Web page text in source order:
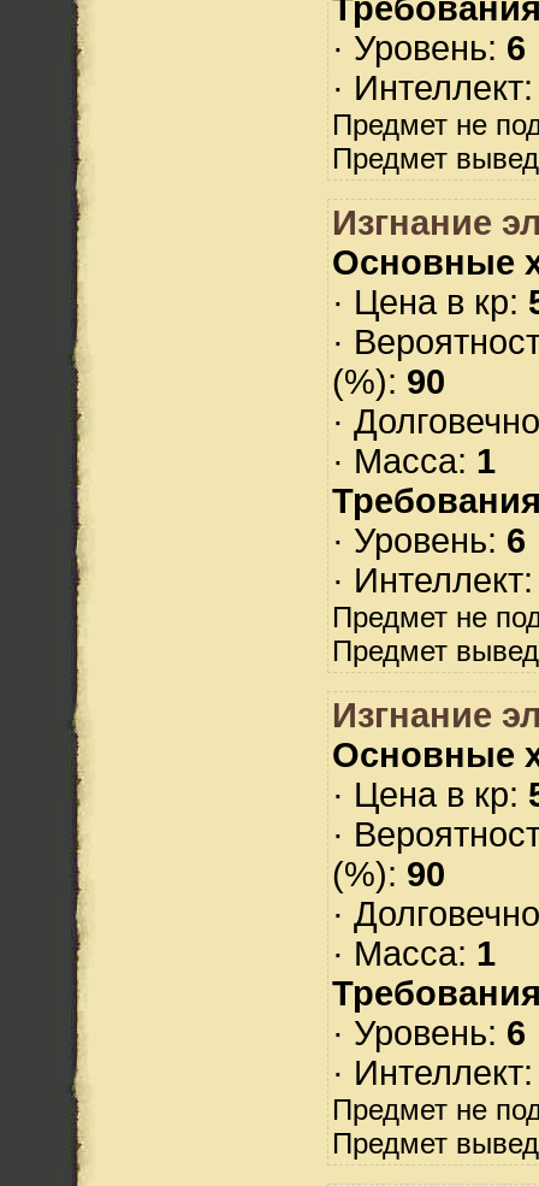
· Уровень: 6
·
Предмет не
Предмет
Изгнание
Основные
· Цена в кр:
·
(%): 90
·
· Масса: 1
· Уровень: 6
·
Предмет не
Предмет
Изгнание
Основные
· Цена в кр:
·
(%): 90
·
· Масса: 1
· Уровень: 6
·
Предмет не
Предмет